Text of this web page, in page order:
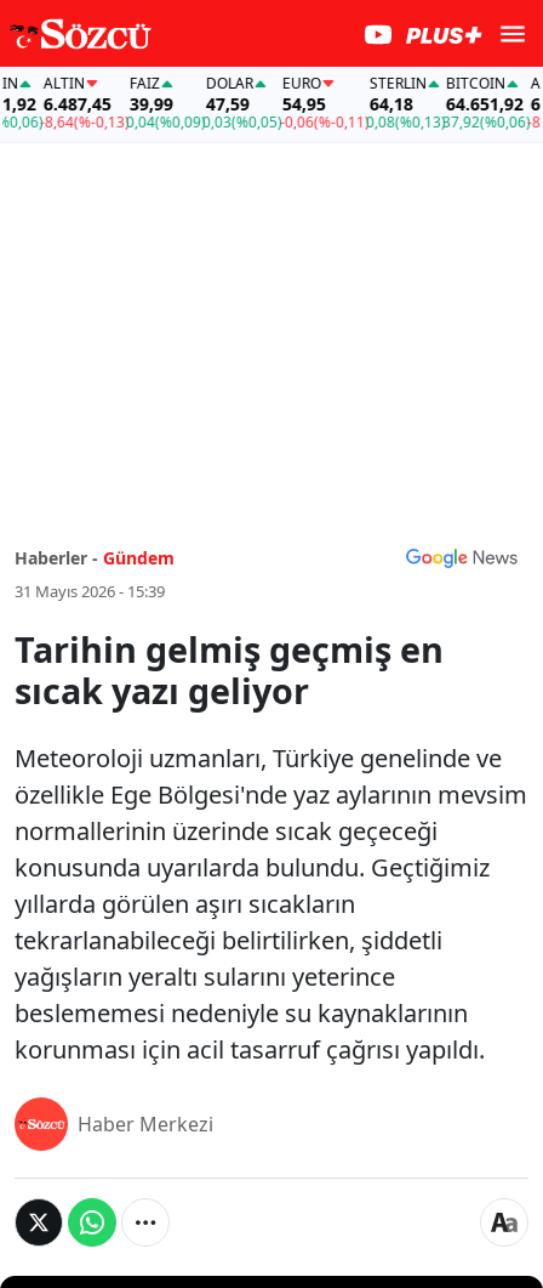
ALTIN
6.487,45
-8,64(%-0,13)
FAİZ
39,99
0,04(%0,09)
DOLAR
47,59
0,03(%0,05)
EURO
54,95
-0,06(%-0,11)
STERLIN
64,18
0,08(%0,13)
BITCOIN
64.651,92
37,92(%0,06)-8,64
Haberler - Gündem
31 Mayıs 2026 - 15:39
Tarihin gelmiş geçmiş en
sıcak yazı geliyor
Meteoroloji uzmanları, Türkiye genelinde ve
özellikle Ege Bölgesi'nde yaz aylarının mevsim
normallerinin üzerinde sıcak geçeceği
konusunda uyarılarda bulundu. Geçtiğimiz
yıllarda görülen aşırı sıcakların
tekrarlanabileceği belirtilirken, şiddetli
yağışların yeraltı sularını yeterince
beslememesi nedeniyle su kaynaklarının
korunması için acil tasarruf çağrısı yapıldı.
Haber Merkezi